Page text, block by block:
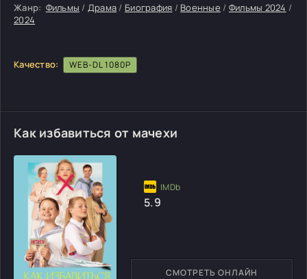
Жанр: Фильмы / Драма / Биография / Военные / Фильмы 2024 /
2024
Качество: WEB-DL 1080P
Как избавиться от мачехи
СМОТРЕТЬ ОНЛАЙН
5.9